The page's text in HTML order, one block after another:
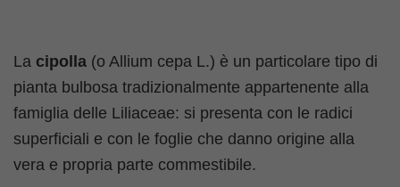
La cipolla (o Allium cepa L.) è un particolare tipo di
pianta bulbosa tradizionalmente appartenente alla
famiglia delle Liliaceae: si presenta con le radici
superficiali e con le foglie che danno origine alla
vera e propria parte commestibile.